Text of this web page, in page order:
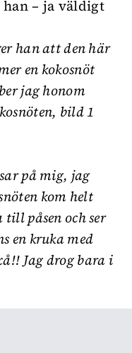
– ja väldigt
han att den här
en kokosnöt
jag honom
bild 1
på mig, jag
kom helt
påsen och ser
en kruka med
Jag drog bara i